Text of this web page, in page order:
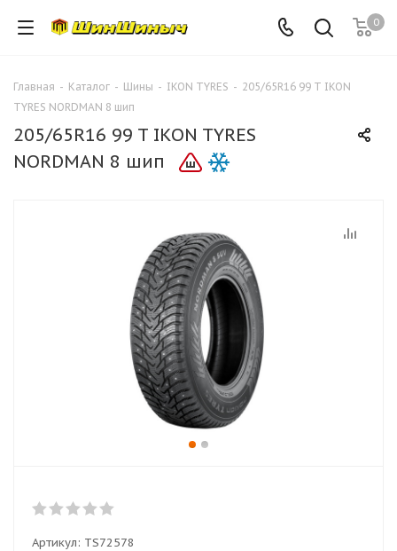
0
Главная - Каталог - Шины - IKON TYRES - 205/65R16 99 T IKON
TYRES NORDMAN 8 шип
205/65R16 99 T IKON TYRES
NORDMAN 8 шип
Артикул: TS72578